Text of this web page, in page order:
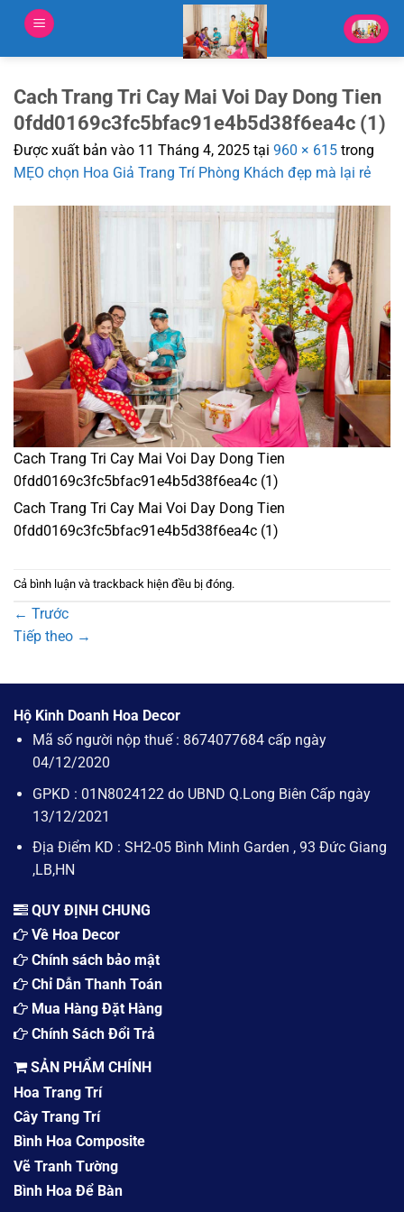
nội
Cach Trang Tri Cay Mai Voi Day Dong Tien
0fdd0169c3fc5bfac91e4b5d38f6ea4c (1)
Được xuất bản vào 11 Tháng 4, 2025 tại 960 × 615 trong
MẸO chọn Hoa Giả Trang Trí Phòng Khách đẹp mà lại rẻ
Cach Trang Tri Cay Mai Voi Day Dong Tien
0fdd0169c3fc5bfac91e4b5d38f6ea4c (1)
Cach Trang Tri Cay Mai Voi Day Dong Tien
0fdd0169c3fc5bfac91e4b5d38f6ea4c (1)
Cả bình luận và trackback hiện đều bị đóng.
← Trước
Tiếp theo →
Hộ Kinh Doanh Hoa Decor
Mã số người nộp thuế : 8674077684 cấp ngày
04/12/2020
GPKD : 01N8024122 do UBND Q.Long Biên Cấp ngày
13/12/2021
Địa Điểm KD : SH2-05 Bình Minh Garden , 93 Đức Giang
,LB,HN
QUY ĐỊNH CHUNG
Về Hoa Decor
Chính sách bảo mật
Chỉ Dẫn Thanh Toán
Mua Hàng Đặt Hàng
Chính Sách Đổi Trả
SẢN PHẨM CHÍNH
Hoa Trang Trí
Cây Trang Trí
Bình Hoa Composite
Vẽ Tranh Tường
Bình Hoa Để Bàn